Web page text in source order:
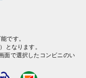
です。
となります。
面で選択したコンビニのい